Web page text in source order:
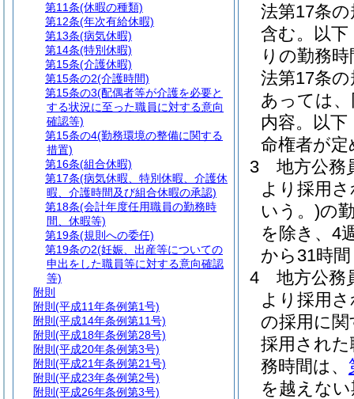
法第17条
含む。以下
りの勤務
法第17条
あっては
内容。以
命権者が定
3
地方公務
より採用
いう。)の
を除き、4
から31時
4
地方公務
より採用
の採用に
採用された
務時間は、
を越えな
第11条(休暇の種類)
第12条(年次有給休暇)
第13条(病気休暇)
第14条(特別休暇)
第15条(介護休暇)
第15条の2(介護時間)
第15条の3(配偶者等が介護を必要と
する状況に至った職員に対する意向
確認等)
第15条の4(勤務環境の整備に関する
措置)
第16条(組合休暇)
第17条(病気休暇、特別休暇、介護休
暇、介護時間及び組合休暇の承認)
第18条(会計年度任用職員の勤務時
間、休暇等)
第19条(規則への委任)
第19条の2(妊娠、出産等についての
申出をした職員等に対する意向確認
等)
附則
附則 (平成11年条例第1号)
附則 (平成14年条例第11号)
附則 (平成18年条例第28号)
附則 (平成20年条例第3号)
附則 (平成21年条例第21号)
附則 (平成23年条例第2号)
附則 (平成26年条例第3号)